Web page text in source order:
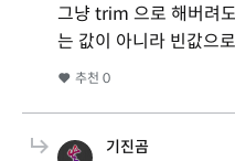
그냥 trim 으로 해버려
는 값이 아니라 빈값으
추천 0
기진곰